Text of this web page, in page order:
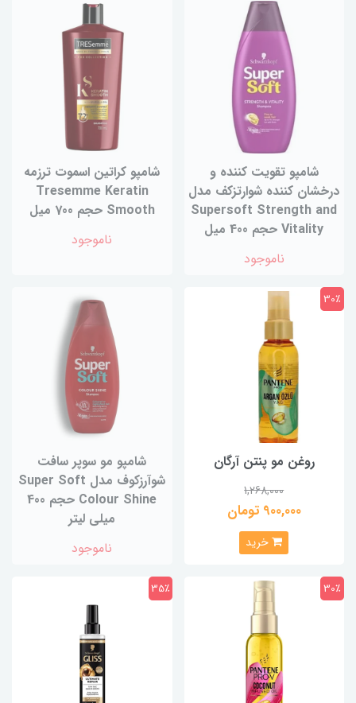
شامپو تقویت کننده و
درخشان کننده شوارتزکف مدل
Supersoft Strength and
Vitality حجم 400 میل
ناموجود
شامپو کراتین اسموت ترزمه
Tresemme Keratin
Smooth حجم 700 میل
ناموجود
روغن مو پنتن آرگان
1,268,000
900,000 تومان
30٪
خرید
شامپو مو سوپر سافت
شوآرزکوف مدل Super Soft
Colour Shine حجم 400
میلی لیتر
ناموجود
30٪ 35٪